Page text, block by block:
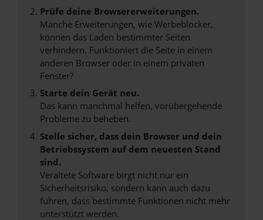
Prüfe deine Browsererweiterungen.
Manche Erweiterungen, wie Werbeblocker,
können das Laden bestimmter Seiten
verhindern. Funktioniert die Seite in einem
anderen Browser oder in einem privaten
Fenster?
Starte dein Gerät neu.
Das kann manchmal helfen, vorübergehende
Probleme zu beheben.
Stelle sicher, dass dein Browser und dein
Betriebssystem auf dem neuesten Stand
sind.
Veraltete Software birgt nicht nur ein
Sicherheitsrisiko, sondern kann auch dazu
führen, dass bestimmte Funktionen nicht mehr
unterstützt werden.